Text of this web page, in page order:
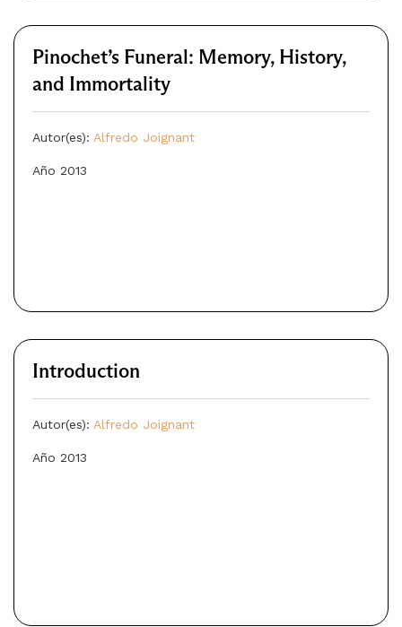
Pinochet’s Funeral: Memory, History,
and Immortality
Autor(es): Alfredo Joignant
Año 2013
Introduction
Autor(es): Alfredo Joignant
Año 2013